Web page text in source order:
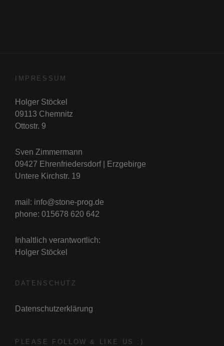
IMPRESSUM
Holger Stöckel
09113 Chemnitz
Ottostr. 9
Sven Zimmermann
09427 Ehrenfriedersdorf | Erzgebirge
Untere Kirchstr. 19
mail: info@stone-prog.de
phone: 015678 620 642
Inhaltlich verantwortlich:
Holger Stöckel
DATENSCHUTZ
Datenschutzerklärung
PLEASE FOLLOW & LIKE US :)